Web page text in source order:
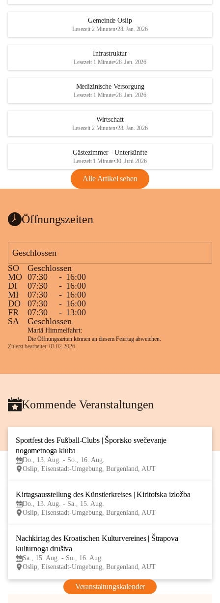
Gemeinde Oslip
Lesezeit 2 Minuten•28. Jan. 2026
Infrastruktur
Lesezeit 1 Minute•28. Jan. 2026
Medizinische Versorgung
Lesezeit 1 Minute•28. Jan. 2026
Wirtschaft
Lesezeit 2 Minuten•28. Jan. 2026
Gästezimmer - Unterkünfte
Lesezeit 1 Minute•30. Juni 2026
Alle Artikel sehen
Öffnungszeiten
Geschlossen
SO
Geschlossen
MO 07:30 - 16:00
DI
07:30 - 16:00
MI
07:30 - 16:00
DO
07:30 - 16:00
FR
07:30 - 13:00
SA
Geschlossen
Mariä Himmelfahrt:
Die Öffnungszeiten können an diesem Feiertag abweichen.
Zuletzt bearbeitet: 03.02.2026
Kommende Veranstaltungen
Sportfest des Fußball-Clubs | Športsko svečevanje
nogometnoga kluba
Do., 13. Aug. - So., 16. Aug.
Oslip, Eisenstadt-Umgebung, Burgenland, AUT
Kirtagsausstellung des Künstlerkreises | Kiritofska izložba
Do., 13. Aug. - Sa., 15. Aug.
Oslip, Eisenstadt-Umgebung, Burgenland, AUT
Nachkirtag des Kroatischen Kulturvereines | Štrapova
kulturnoga društva
Sa., 15. Aug. - So., 16. Aug.
Oslip, Eisenstadt-Umgebung, Burgenland, AUT
Veranstaltungskalender